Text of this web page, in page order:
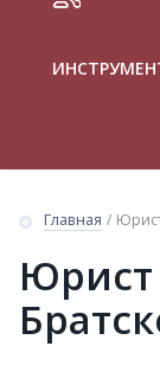
Главная /